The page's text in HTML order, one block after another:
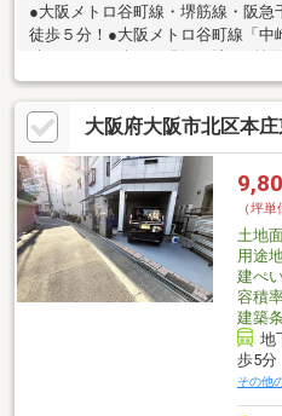
●大阪メトロ谷町線・堺筋線・阪急
徒歩５分！●大阪メトロ谷町線「中
境ー・ファミリーマート天六本庄
店まで約300ｍ・大阪市北区役所
庄小学校まで約250m担当：太田
物取引士/２級FP技能士】
大阪府大阪市北区本
（坪単
土地
用途
建ぺ
容積
建築
地
歩5分
その他